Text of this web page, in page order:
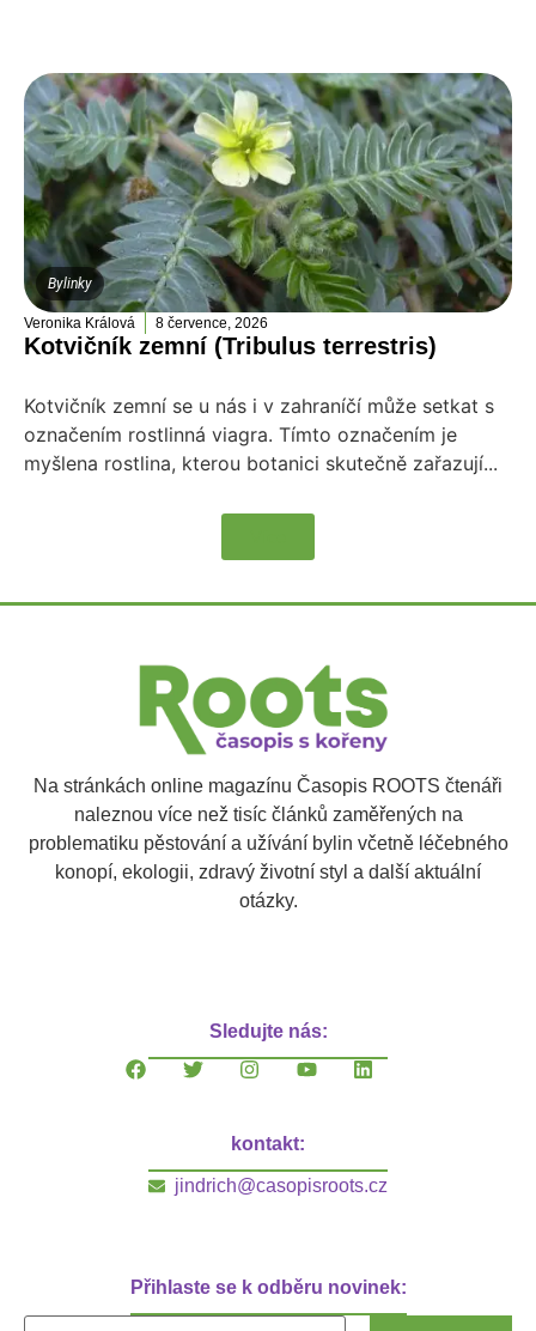
Bylinky
Veronika Králová 8 července, 2026
Kotvičník zemní (Tribulus terrestris)
Kotvičník zemní se u nás i v zahraníčí může setkat s
označením rostlinná viagra. Tímto označením je
myšlena rostlina, kterou botanici skutečně zařazují...
Na stránkách online magazínu Časopis ROOTS čtenáři
naleznou více než tisíc článků zaměřených na
problematiku pěstování a užívání bylin včetně léčebného
konopí, ekologii, zdravý životní styl a další aktuální
otázky.
Sledujte nás:
kontakt:
jindrich@casopisroots.cz
Přihlaste se k odběru novinek: